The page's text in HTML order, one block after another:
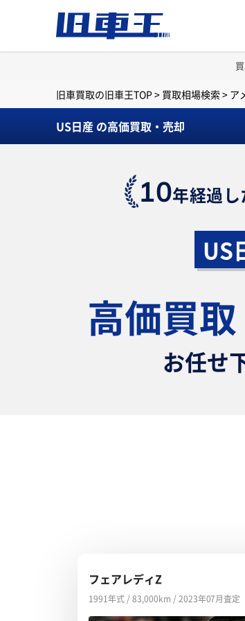
旧車買取の旧車王TOP > 買取相場検索 > ア
US日産 の高価買取・売却
10年経過
US
高価買
お任せ
フェアレディZ
1991年式 / 83,000km / 2023年07月査定